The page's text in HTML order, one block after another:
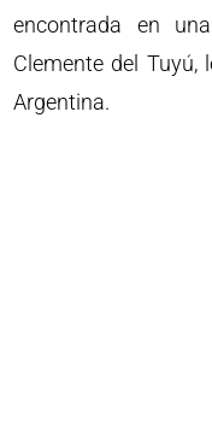
encontrada en
Clemente del
Argentina.